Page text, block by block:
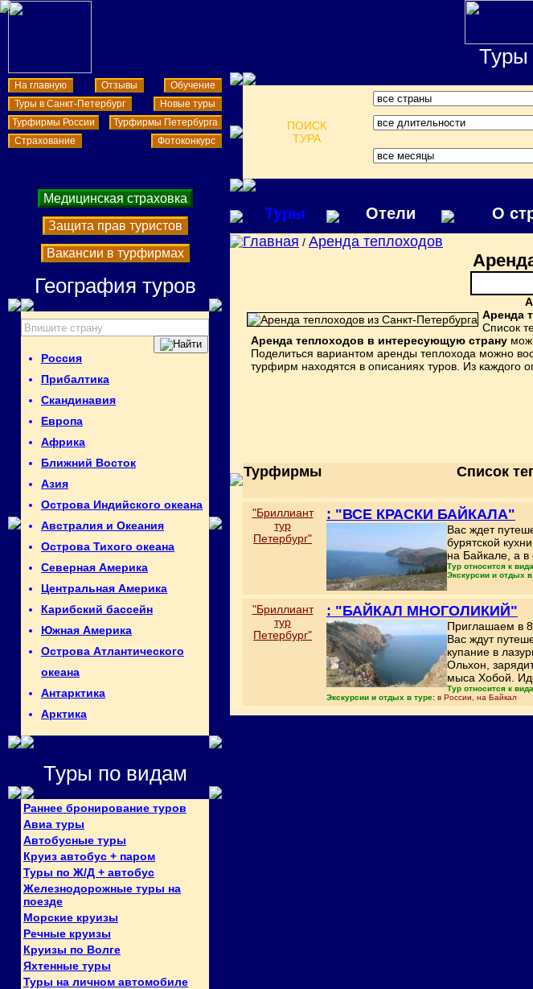
Туры
На главную Отзывы
Обучение
Туры в Санкт-Петербург
Новые туры
Турфирмы России
Турфирмы Петербурга
Страхование
Фотоконкурс
ПОИСК
ТУРА
Медицинская страховка
Защита прав туристов
Вакансии в турфирмах
География туров
Россия
Прибалтика
Скандинавия
Европа
Африка
Ближний Восток
Азия
Острова Индийского океана
Австралия и Океания
Острова Тихого океана
Северная Америка
Центральная Америка
Карибский бассейн
Южная Америка
Острова Атлантического
океана
Антарктика
Арктика
Туры по видам
Раннее бронирование туров
Авиа туры
Автобусные туры
Круиз автобус + паром
Туры по Ж/Д + автобус
Железнодорожные туры на
поезде
Морские круизы
Речные круизы
Круизы по Волге
Яхтенные туры
Туры на личном автомобиле
Туры Отели О
Главная / Аренда теплоходов
Аренда
Список
Аренда теплоходов в интересующую страну
Поделиться вариантом аренды теплохода можно
турфирм находятся в описаниях туров. Из каждого
Турфирмы
Список
"Бриллиант
тур
Петербург"
: "ВСЕ КРАСКИ БАЙКАЛА"
Вас ждет
бурятской
на Байкале, а в
Тур относится к
Экскурсии и отдых в
"Бриллиант
тур
Петербург"
: "БАЙКАЛ МНОГОЛИКИЙ"
Приглашаем в
Вас ждут
купание в
Ольхон,
мыса Хобой.
Тур относится к
Экскурсии и отдых в туре: в России, на Байкал